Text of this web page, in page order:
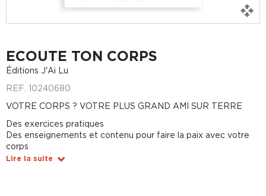
ECOUTE TON CORPS
Éditions J'Ai Lu
REF. 10240680
VOTRE CORPS ? VOTRE PLUS GRAND AMI SUR TERRE
Des exercices pratiques
Des enseignements et contenu pour faire la paix avec votre
corps
Lire la suite